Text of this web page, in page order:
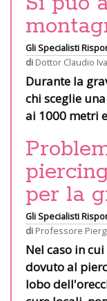
Gli Specialisti
di Dottor Claudio
Durante la
chi sceglie
ai 1000 metri
per la
Gli Specialisti
di Professore
Nel caso in
dovuto al
lobo